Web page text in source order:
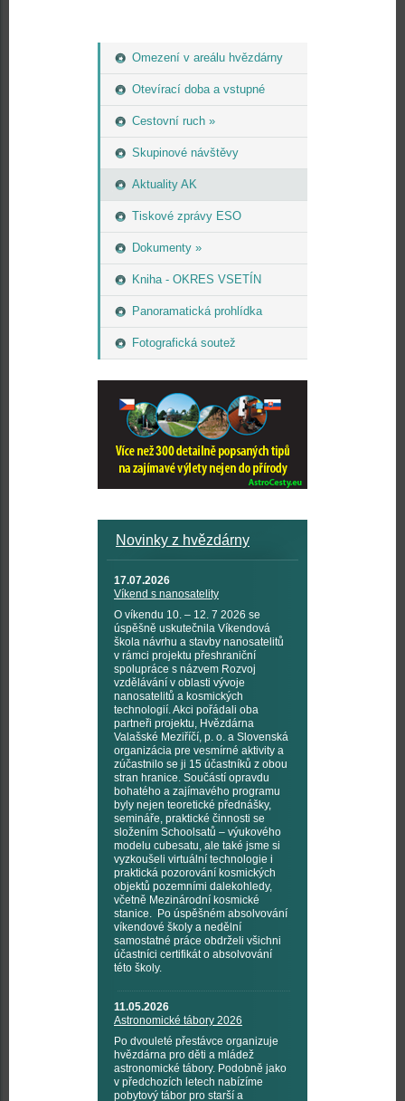
Omezení v areálu hvězdárny
Otevírací doba a vstupné
Cestovní ruch »
Skupinové návštěvy
Aktuality AK
Tiskové zprávy ESO
Dokumenty »
Kniha - OKRES VSETÍN
Panoramatická prohlídka
Fotografická soutež
Novinky z hvězdárny
17.07.2026
Víkend s nanosatelity
O víkendu 10. – 12. 7 2026 se
úspěšně uskutečnila Víkendová
škola návrhu a stavby nanosatelitů
v rámci projektu přeshraniční
spolupráce s názvem Rozvoj
vzdělávání v oblasti vývoje
nanosatelitů a kosmických
technologií. Akci pořádali oba
partneři projektu, Hvězdárna
Valašské Meziříčí, p. o. a Slovenská
organizácia pre vesmírné aktivity a
zúčastnilo se ji 15 účastníků z obou
stran hranice. Součástí opravdu
bohatého a zajímavého programu
byly nejen teoretické přednášky,
semináře, praktické činnosti se
složením Schoolsatů – výukového
modelu cubesatu, ale také jsme si
vyzkoušeli virtuální technologie i
praktická pozorování kosmických
objektů pozemními dalekohledy,
včetně Mezinárodní kosmické
stanice. Po úspěšném absolvování
víkendové školy a nedělní
samostatné práce obdrželi všichni
účastníci certifikát o absolvování
této školy.
11.05.2026
Astronomické tábory 2026
Po dvouleté přestávce organizuje
hvězdárna pro děti a mládež
astronomické tábory. Podobně jako
v předchozích letech nabízíme
pobytový tábor pro starší a